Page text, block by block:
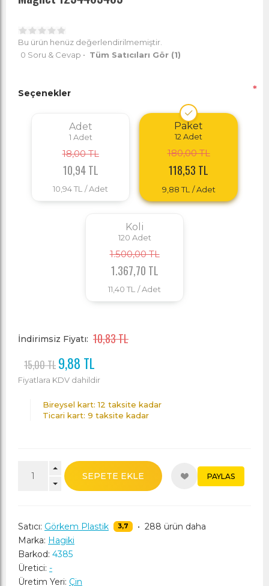
Bu ürün henüz değerlendirilmemiştir.
0 Soru & Cevap • Tüm Satıcıları Gör (1)
Seçenekler *
Adet
1 Adet
18,00 TL
10,94 TL
10,94 TL / Adet
Paket
12 Adet
180,00 TL
118,53 TL
9,88 TL / Adet
Koli
120 Adet
1.500,00 TL
1.367,70 TL
11,40 TL / Adet
İndirimsiz Fiyatı: 10,83 TL
15,00 TL 9,88 TL
Fiyatlara KDV dahildir
Bireysel kart: 12 taksite kadar
Ticari kart: 9 taksite kadar
SEPETE EKLE PAYLAS
Satıcı: Görkem Plastik 3,7 • 288 ürün daha
Marka: Hagiki
Barkod: 4385
Üretici: -
Üretim Yeri: Çin